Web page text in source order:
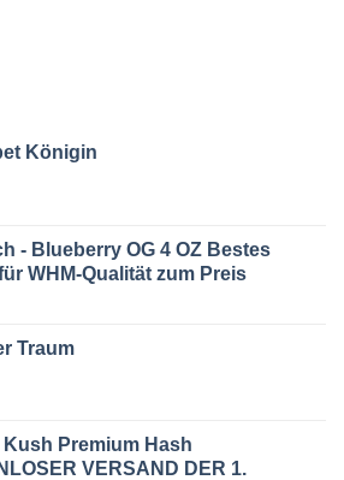
Königin
- Blueberry OG 4 OZ Bestes
WHM-Qualität zum Preis
Traum
Premium Hash
VERSAND DER 1.